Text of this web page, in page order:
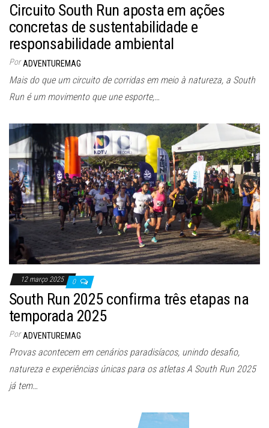
Circuito South Run aposta em ações
concretas de sustentabilidade e
responsabilidade ambiental
Por ADVENTUREMAG
Mais do que um circuito de corridas em meio à natureza, a South
Run é um movimento que une esporte,…
12 março 2025 0
South Run 2025 confirma três etapas na
temporada 2025
Por ADVENTUREMAG
Provas acontecem em cenários paradisíacos, unindo desafio,
natureza e experiências únicas para os atletas A South Run 2025
já tem…